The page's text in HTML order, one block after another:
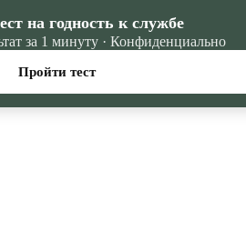
на годность к службе
за 1 минуту · Конфиденциально
Пройти тест